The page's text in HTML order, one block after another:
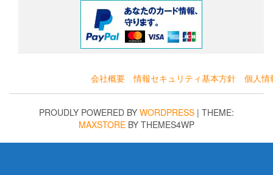
会社概要 情報セキュリティ基本方針 個人情
PROUDLY POWERED BY WORDPRESS | THEME:
MAXSTORE BY THEMES4WP